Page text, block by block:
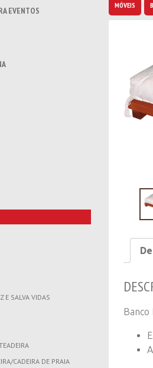
EVENTOS
E SALVA VIDAS
CADEIRA DE PRAIA
MÓVEIS
Banco